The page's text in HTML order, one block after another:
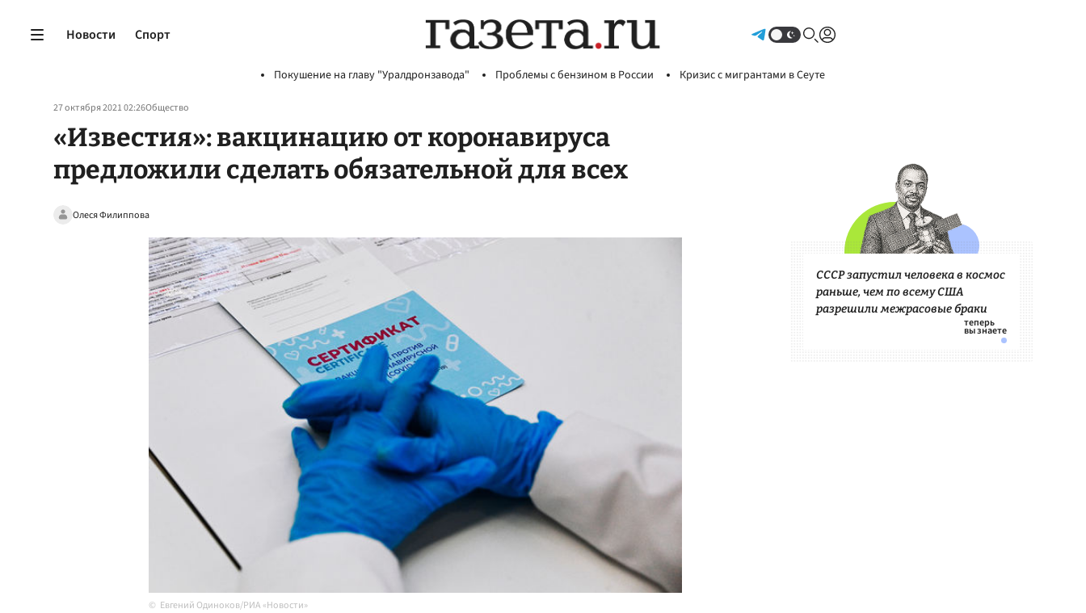
Новости Спорт
Покушение на главу "Уралдронзавода" Проблемы с бензином в России Кризис с мигрантами в Сеуте
27 октября 2021 02:26Общество
«Известия»: вакцинацию от коронавируса
предложили сделать обязательной для всех
Олеся Филиппова
Евгений Одиноков/РИА «Новости»
СССР запустил человека в космос
раньше, чем по всему США
разрешили межрасовые браки